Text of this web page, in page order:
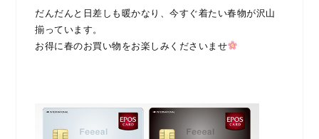
だんだんと日差しも暖かなり、今すぐ着たい春物が沢山
揃っています。
お得に春のお買い物をお楽しみくださいませ